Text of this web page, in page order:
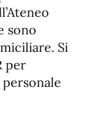
sono
Si
per